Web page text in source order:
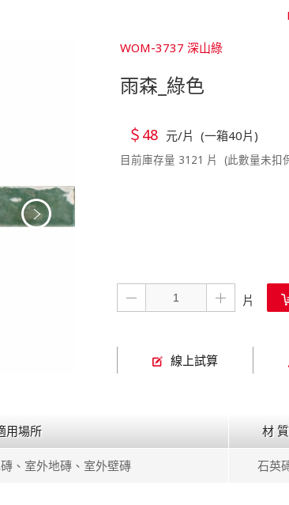
WOM-3737 深山綠
雨森_綠色
＄48 元/片 (一箱40片)
目前庫存量 3121 片 (此數量未扣
線上試算
用場所 材 質
、室外地磚、室外壁磚 石英